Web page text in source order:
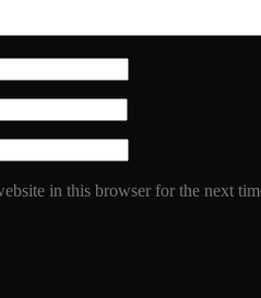
in this browser for the next